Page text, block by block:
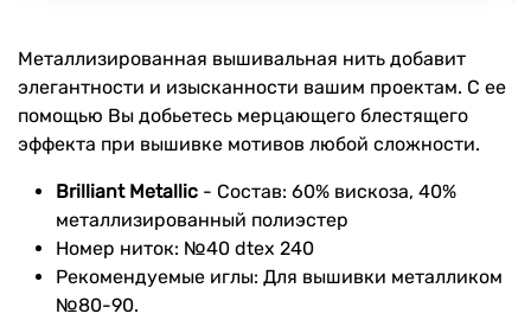
Металлизированная вышивальная нить добавит
элегантности и изысканности вашим проектам. С ее
помощью Вы добьетесь мерцающего блестящего
эффекта при вышивке мотивов любой сложности.
Brilliant Metallic - Состав: 60% вискоза, 40%
металлизированный полиэстер
Номер ниток: №40 dtex 240
Рекомендуемые иглы: Для вышивки металликом
№80-90.